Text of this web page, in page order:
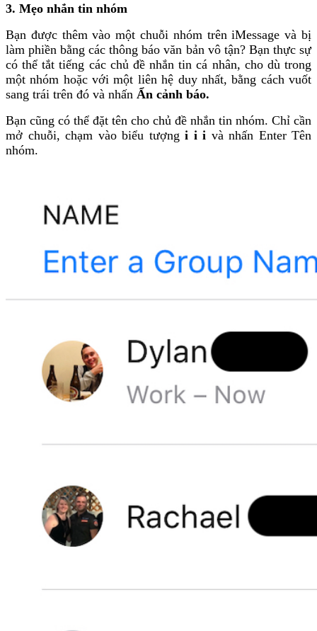
3. Mẹo nhắn tin nhóm
Bạn được thêm vào một chuỗi nhóm trên iMessage và bị
làm phiền bằng các thông báo văn bản vô tận? Bạn thực sự
có thể tắt tiếng các chủ đề nhắn tin cá nhân, cho dù trong
một nhóm hoặc với một liên hệ duy nhất, bằng cách vuốt
sang trái trên đó và nhấn Ẩn cảnh báo.
Bạn cũng có thể đặt tên cho chủ đề nhắn tin nhóm. Chỉ cần
mở chuỗi, chạm vào biểu tượng i i i và nhấn Enter Tên
nhóm.